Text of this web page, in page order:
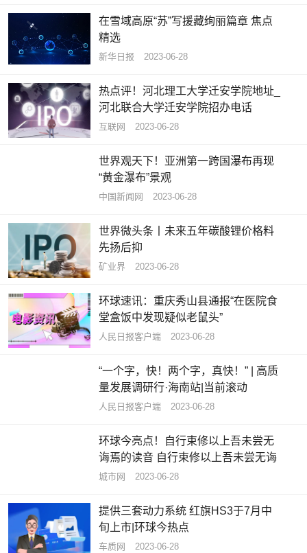
在雪域高原“苏”写援藏绚丽篇章 焦点
精选
新华日报 2023-06-28
热点评！河北理工大学迁安学院地址_
河北联合大学迁安学院招办电话
互联网 2023-06-28
世界观天下！亚洲第一跨国瀑布再现
“黄金瀑布”景观
中国新闻网 2023-06-28
世界微头条丨未来五年碳酸锂价格料
先扬后抑
矿业界 2023-06-28
环球速讯：重庆秀山县通报“在医院食
堂盒饭中发现疑似老鼠头”
人民日报客户端 2023-06-28
“一个字，快！两个字，真快！” | 高质
量发展调研行·海南站|当前滚动
​人民日报客户端 2023-06-28
环球今亮点！自行束修以上吾未尝无
诲焉的读音 自行束修以上吾未尝无诲
城市网 2023-06-28
提供三套动力系统 红旗HS3于7月中
旬上市|环球今热点
车质网 2023-06-28